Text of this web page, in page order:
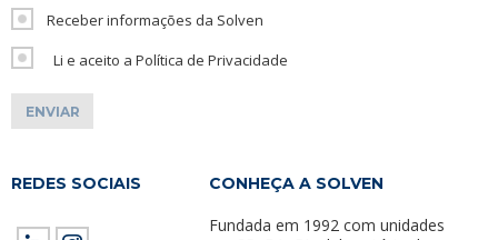
Receber informações da Solven
Li e aceito a Política de Privacidade
REDES SOCIAIS CONHEÇA A SOLVEN
Fundada em 1992 com unidades